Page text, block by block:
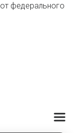
федерального